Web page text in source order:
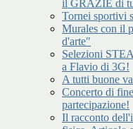
il GRAZIE di
Tornei sportivi
Murales con il
d'arte"
Selezioni
a Flavio di 3G!
A tutti buone
Concerto di
partecipazione!
Il racconto